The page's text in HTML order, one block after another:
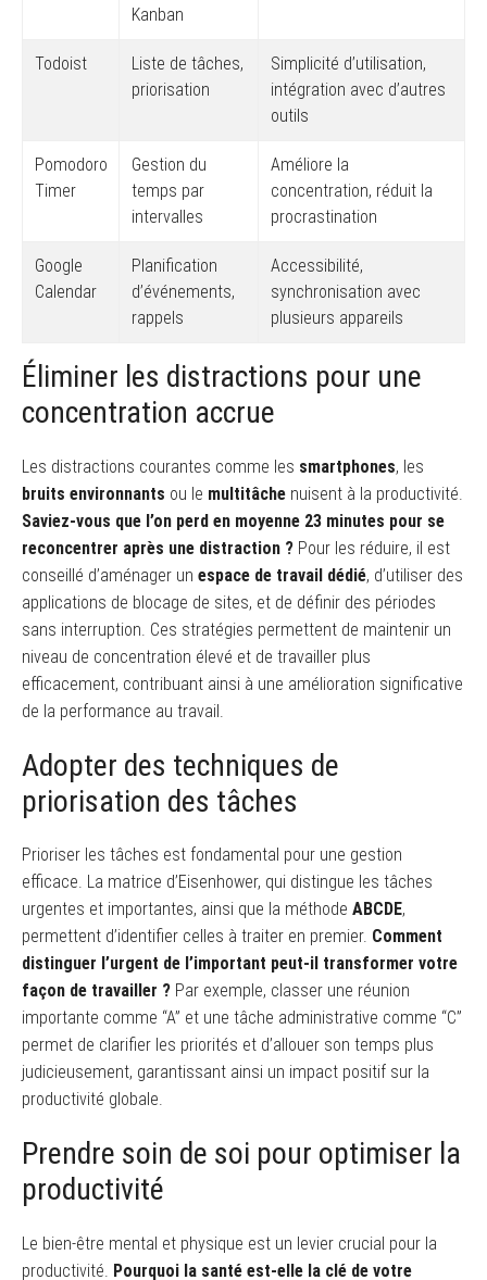
Kanban
Todoist
Liste de tâches,
priorisation
Simplicité d’utilisation,
intégration avec d’autres
outils
Pomodoro
Timer
Gestion du
temps par
intervalles
Améliore la
concentration, réduit la
procrastination
Google
Calendar
Planification
d’événements,
rappels
Accessibilité,
synchronisation avec
plusieurs appareils
Éliminer les distractions pour une
concentration accrue
Les distractions courantes comme les smartphones, les
bruits environnants ou le multitâche nuisent à la productivité.
Saviez-vous que l’on perd en moyenne 23 minutes pour se
reconcentrer après une distraction ? Pour les réduire, il est
conseillé d’aménager un espace de travail dédié, d’utiliser des
applications de blocage de sites, et de définir des périodes
sans interruption. Ces stratégies permettent de maintenir un
niveau de concentration élevé et de travailler plus
efficacement, contribuant ainsi à une amélioration significative
de la performance au travail.
Adopter des techniques de
priorisation des tâches
Prioriser les tâches est fondamental pour une gestion
efficace. La matrice d’Eisenhower, qui distingue les tâches
urgentes et importantes, ainsi que la méthode ABCDE,
permettent d’identifier celles à traiter en premier. Comment
distinguer l’urgent de l’important peut-il transformer votre
façon de travailler ? Par exemple, classer une réunion
importante comme “A” et une tâche administrative comme “C”
permet de clarifier les priorités et d’allouer son temps plus
judicieusement, garantissant ainsi un impact positif sur la
productivité globale.
Prendre soin de soi pour optimiser la
productivité
Le bien-être mental et physique est un levier crucial pour la
productivité. Pourquoi la santé est-elle la clé de votre